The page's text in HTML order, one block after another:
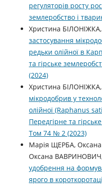
регуляторів росту
землеробство і
Христина БІЛОНІЖКА,
застосування
редьки олійної в
та гірське
(2024)
Христина БІЛОНІЖКА,
мікродобрив у
олійної (Raphanus
Передгірне та
Том 74 № 2 (2023)
Марія ЩЕРБА,
Оксана
удобрення на
ярого в